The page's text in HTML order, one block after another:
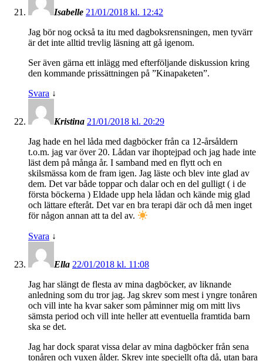
Isabelle 21/01/2018 kl. 12:42
Jag bör nog också ta itu med dagboksrensningen, men tyvärr
är det inte alltid trevlig läsning att gå igenom.
Ser även gärna ett inlägg med efterföljande diskussion kring
den kommande prissättningen på ”Kinapaketen”.
Svara ↓
Kristina 21/01/2018 kl. 20:29
Jag hade en hel låda med dagböcker från ca 12-årsåldern
t.o.m. jag var över 20. Lådan var ihoptejpad och jag hade inte
läst dem på många år. I samband med en flytt och en
skilsmässa kom de fram igen. Jag läste och blev inte glad av
dem. Det var både toppar och dalar och en del gulligt ( i de
första böckerna ) Eldade upp hela lådan och kände mig glad
och lättare efteråt. Det var en bra terapi där och då men inget
för någon annan att ta del av.
Svara ↓
Ella 22/01/2018 kl. 11:08
Jag har slängt de flesta av mina dagböcker, av liknande
anledning som du tror jag. Jag skrev som mest i yngre tonåren
och vill inte ha kvar saker som påminner mig om mitt livs
sämsta period och vill inte heller att eventuella framtida barn
ska se det.
Jag har dock sparat vissa delar av mina dagböcker från sena
tonåren och vuxen ålder. Skrev inte speciellt ofta då, utan bara